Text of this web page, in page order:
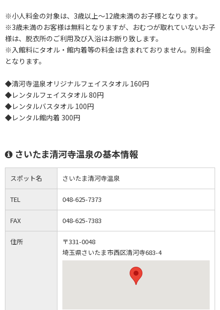
※小人料金の対象は、3歳以上～12歳未満のお子様となります。
※3歳未満のお客様は無料となりますが、おむつが取れていないお子
様は、脱衣所のご利用及び入浴はお断り致します。
※入館料にタオル・館内着等の料金は含まれておりません。別料金
となります。
◆清河寺温泉オリジナルフェイスタオル 160円
◆レンタルフェイスタオル 80円
◆レンタルバスタオル 100円
◆レンタル館内着 300円
さいたま清河寺温泉の基本情報
スポット名 さいたま清河寺温泉
TEL 048-625-7373
FAX 048-625-7383
住所
〒331-0048
埼玉県さいたま市西区清河寺683-4